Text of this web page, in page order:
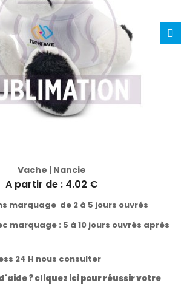
Vache | Nancie
A partir de : 4.02 €
marquage de 2 à 5 jours ouvrés
marquage : 5 à 10 jours ouvrés après
24 H nous consulter
? cliquez ici pour réussir votre